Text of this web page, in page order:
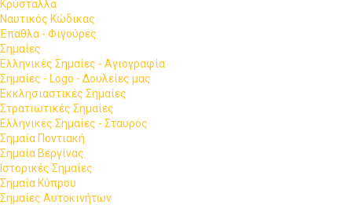
Κρύσταλλα
Ναυτικός Κώδικας
Έπαθλα - Φιγούρες
Σημαίες
Ελληνικές Σημαίες - Αγιογραφία
Σημαίες - Logo - Δουλείες μας
Εκκλησιαστικές Σημαίες
Στρατιωτικές Σημαίες
Ελληνικές Σημαίες - Σταυρός
Σημαία Ποντιακή
Σημαία Βεργίνας
Ιστορικές Σημαίες
Σημαία Κύπρου
Σημαίες Αυτοκινήτων